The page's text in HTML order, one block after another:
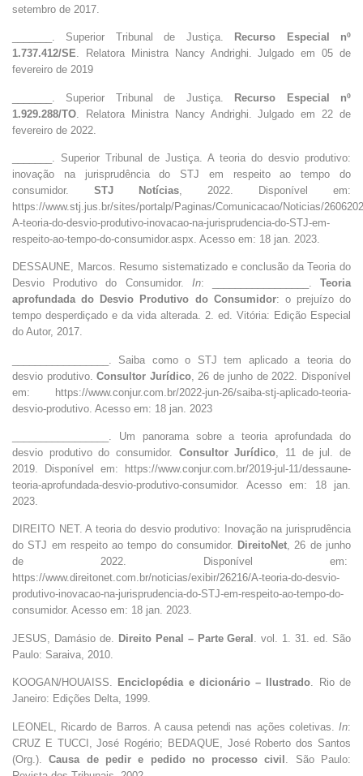
setembro de 2017.
_______. Superior Tribunal de Justiça.
Recurso Especial nº
1.737.412/SE. Relatora Ministra Nancy Andrighi. Julgado em 05 de
fevereiro de 2019
_______. Superior Tribunal de Justiça. Recurso Especial nº
1.929.288/TO . Relatora Ministra Nancy Andrighi. Julgado em 22 de
fevereiro de 2022.
_______. Superior Tribunal de Justiça. A teoria do desvio produtivo:
inovação na jurisprudência do STJ em respeito ao tempo do
consumidor. STJ Notícias , 2022. Disponível em:
https://www.stj.jus.br/sites/portalp/Paginas/Comunicacao/Noticias/
A-teoria-do-desvio-produtivo-inovacao-na-jurisprudencia-do-STJ-em-
respeito-ao-tempo-do-consumidor.aspx. Acesso em: 18 jan. 2023.
DESSAUNE, Marcos. Resumo sistematizado e conclusão da Teoria do
Desvio Produtivo do Consumidor. In: _________________.Teoria
aprofundada do Desvio Produtivo do Consumidor: o prejuízo do
tempo desperdiçado e da vida alterada. 2. ed. Vitória: Edição Especial
do Autor, 2017.
_________________. Saiba como o STJ tem aplicado a teoria do
desvio produtivo.Consultor Jurídico, 26 de junho de 2022. Disponível
em: https://www.conjur.com.br/2022-jun-26/saiba-stj-aplicado-teoria-
desvio-produtivo. Acesso em: 18 jan. 2023
_________________. Um panorama sobre a teoria aprofundada do
desvio produtivo do consumidor. Consultor Jurídico, 11 de jul. de
2019. Disponível em: https://www.conjur.com.br/2019-jul-11/dessaune-
teoria-aprofundada-desvio-produtivo-consumidor. Acesso em: 18 jan.
2023.
DIREITO NET. A teoria do desvio produtivo: Inovação na jurisprudência
do STJ em respeito ao tempo do consumidor. DireitoNet, 26 de junho
de 2022. Disponível em:
https://www.direitonet.com.br/noticias/exibir/26216/A-teoria-do-desvio-
produtivo-inovacao-na-jurisprudencia-do-STJ-em-respeito-ao-tempo-do-
consumidor. Acesso em: 18 jan. 2023.
JESUS, Damásio de. Direito Penal – Parte Geral
. vol. 1. 31. ed. São
Paulo: Saraiva, 2010.
KOOGAN/HOUAISS. Enciclopédia e dicionário – Ilustrado. Rio de
Janeiro: Edições Delta, 1999.
LEONEL, Ricardo de Barros. A causa petendi nas ações coletivas. In:
CRUZ E TUCCI, José Rogério; BEDAQUE, José Roberto dos Santos
(Org.).Causa de pedir e pedido no processo civil . São Paulo: